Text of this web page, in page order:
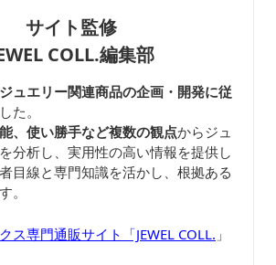
サイト監修
COLL.編集部
ュエリー関連商品の企画・開発に従
た。
、使い勝手など複数の観点からジュ
分析し、実用性の高い情報を提供し
目線と専門知識を活かし、根拠ある
。
ス専門通販サイト「JEWEL COLL. 」